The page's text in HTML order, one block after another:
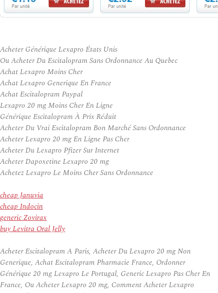
Acheter Générique Lexapro États Unis
Ou Acheter Du Escitalopram Sans Ordonnance Au Quebec
Achat Lexapro Moins Cher
Achat Lexapro Generique En France
Achat Escitalopram Paypal
Lexapro 20 mg Moins Cher En Ligne
Générique Escitalopram À Prix Réduit
Acheter Du Vrai Escitalopram Bon Marché Sans Ordonnance
Acheter Lexapro 20 mg En Ligne Pas Cher
Acheter Du Lexapro Pfizer Sur Internet
Acheter Dapoxetine Lexapro 20 mg
Achetez Lexapro Le Moins Cher Sans Ordonnance
cheap Januvia
cheap Indocin
generic Zovirax
buy Levitra Oral Jelly
Acheter Escitalopram A Paris, Acheter Du Lexapro 20 mg Non
Generique, Achat Escitalopram Pharmacie France, Ordonner
Générique 20 mg Lexapro Le Portugal, Generic Lexapro Pas Cher En
France, Ou Acheter Lexapro 20 mg, Comment Acheter Lexapro